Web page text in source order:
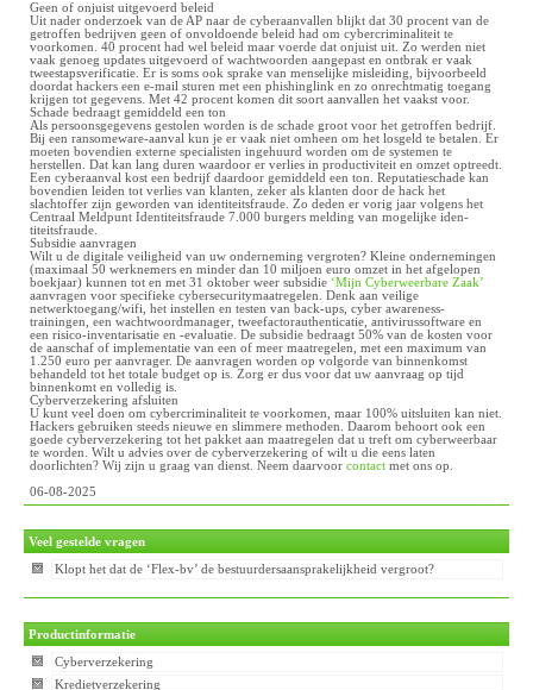
Geen of onjuist uitgevoerd beleid
Uit nader onderzoek van de AP naar de cyberaanvallen blijkt dat 30 procent van de
getroffen bedrijven geen of onvoldoende beleid had om cybercriminaliteit te
voorkomen. 40 procent had wel beleid maar voerde dat onjuist uit. Zo werden niet
vaak genoeg updates uitgevoerd of wachtwoorden aangepast en ontbrak er vaak
tweestapsverificatie. Er is soms ook sprake van menselijke misleiding, bijvoorbeeld
doordat hackers een e-mail sturen met een phishinglink en zo onrechtmatig toegang
krijgen tot gegevens. Met 42 procent komen dit soort aanvallen het vaakst voor.
Schade bedraagt gemiddeld een ton
Als persoonsgegevens gestolen worden is de schade groot voor het getroffen bedrijf.
Bij een ransomeware-aanval kun je er vaak niet omheen om het losgeld te betalen. Er
moeten bovendien externe specialisten ingehuurd worden om de systemen te
herstellen. Dat kan lang duren waardoor er verlies in productiviteit en omzet optreedt.
Een cyberaanval kost een bedrijf daardoor gemiddeld een ton. Reputatieschade kan
bovendien leiden tot verlies van klanten, zeker als klanten door de hack het
slachtoffer zijn geworden van identiteitsfraude. Zo deden er vorig jaar volgens het
Centraal Meldpunt Identiteitsfraude 7.000 burgers melding van mogelijke iden-
titeitsfraude.
Subsidie aanvragen
Wilt u de digitale veiligheid van uw onderneming vergroten? Kleine ondernemingen
(maximaal 50 werknemers en minder dan 10 miljoen euro omzet in het afgelopen
boekjaar) kunnen tot en met 31 oktober weer subsidie ‘Mijn Cyberweerbare Zaak’
aanvragen voor specifieke cybersecuritymaatregelen. Denk aan veilige
netwerktoegang/wifi, het instellen en testen van back-ups, cyber awareness-
trainingen, een wachtwoordmanager, tweefactorauthenticatie, antivirussoftware en
een risico-inventarisatie en -evaluatie. De subsidie bedraagt 50% van de kosten voor
de aanschaf of implementatie van een of meer maatregelen, met een maximum van
1.250 euro per aanvrager. De aanvragen worden op volgorde van binnenkomst
behandeld tot het totale budget op is. Zorg er dus voor dat uw aanvraag op tijd
binnenkomt en volledig is.
Cyberverzekering afsluiten
U kunt veel doen om cybercriminaliteit te voorkomen, maar 100% uitsluiten kan niet.
Hackers gebruiken steeds nieuwe en slimmere methoden. Daarom behoort ook een
goede cyberverzekering tot het pakket aan maatregelen dat u treft om cyberweerbaar
te worden. Wilt u advies over de cyberverzekering of wilt u die eens laten
doorlichten? Wij zijn u graag van dienst. Neem daarvoor contact met ons op.
06-08-2025
Veel gestelde vragen
Klopt het dat de ‘Flex-bv’ de bestuurdersaansprakelijkheid vergroot?
Productinformatie
Cyberverzekering
Kredietverzekering